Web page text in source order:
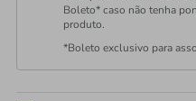
Boleto* caso não tenha
produto.
*Boleto exclusivo para